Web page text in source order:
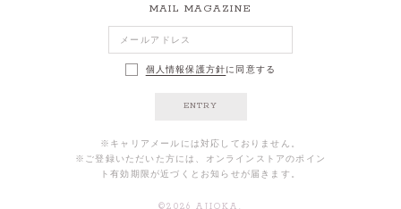
MAIL MAGAZINE
個人情報保護方針に同意する
ENTRY
※キャリアメールには対応しておりません。
※ご登録いただいた方には、オンラインストアのポイン
ト有効期限が近づくとお知らせが届きます。